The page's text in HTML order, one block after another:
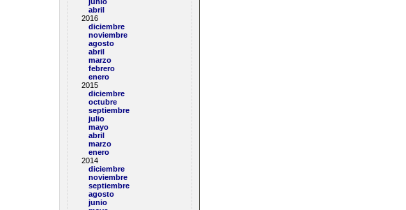
abril
2016
diciembre
noviembre
agosto
abril
marzo
febrero
enero
2015
diciembre
octubre
septiembre
julio
mayo
abril
marzo
enero
2014
diciembre
noviembre
septiembre
agosto
junio